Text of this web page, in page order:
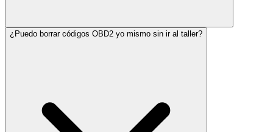
¿Puedo borrar códigos OBD2 yo mismo sin ir al taller?